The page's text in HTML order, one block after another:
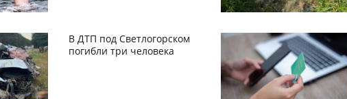
В ДТП под Светлогорском
погибли три человека